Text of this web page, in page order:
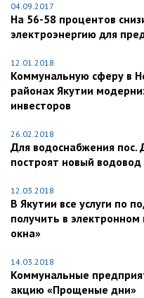
04.09.2017
На 56-58 процентов
электроэнергию для
12.01.2018
Коммунальную сферу в
районах Якутии
инвесторов
26.02.2018
Для водоснабжения пос.
построят новый
12.03.2018
В Якутии все услуги по
получить в
окна»
14.03.2018
Коммунальные
акцию «Прощеные дни»